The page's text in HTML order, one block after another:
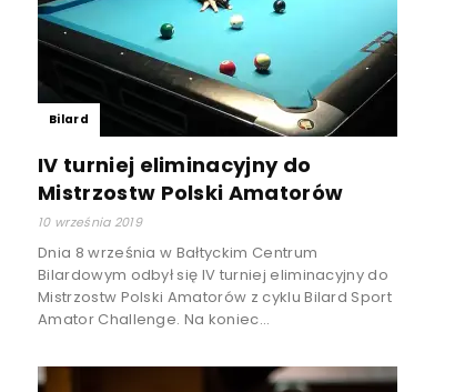
Bilard
IV turniej eliminacyjny do
Mistrzostw Polski Amatorów
10 września 2019
Dnia 8 września w Bałtyckim Centrum
Bilardowym odbył się IV turniej eliminacyjny do
Mistrzostw Polski Amatorów z cyklu Bilard Sport
Amator Challenge. Na koniec...